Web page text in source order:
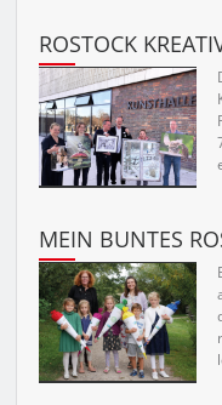
ROSTOCK
MEIN BUNTES